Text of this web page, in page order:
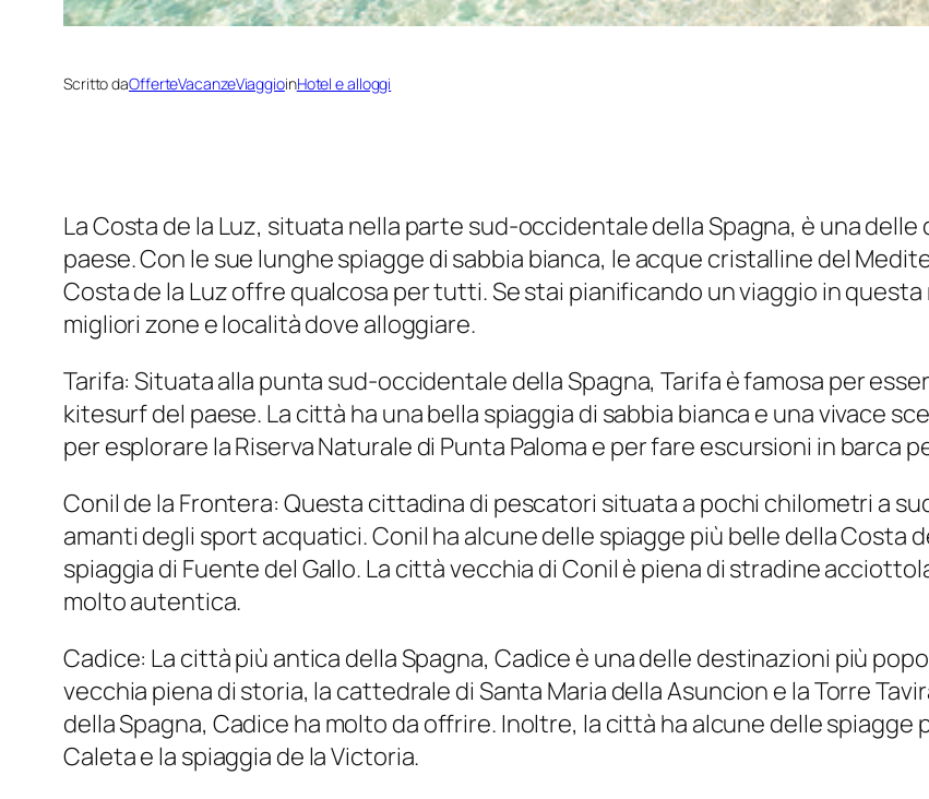
Scritto daOfferteVacanzeViaggioinHotel e alloggi
La Costa de la Luz, situata nella parte sud-occidentale della Spagna, è una
paese. Con le sue lunghe spiagge di sabbia bianca, le acque cristalline del
Costa de la Luz offre qualcosa per tutti. Se stai pianificando un viaggio in
migliori zone e località dove alloggiare.
Tarifa: Situata alla punta sud-occidentale della Spagna, Tarifa è famosa per
kitesurf del paese. La città ha una bella spiaggia di sabbia bianca e una vivace
per esplorare la Riserva Naturale di Punta Paloma e per fare escursioni in barca
Conil de la Frontera: Questa cittadina di pescatori situata a pochi chilometri a
amanti degli sport acquatici. Conil ha alcune delle spiagge più belle della Costa
spiaggia di Fuente del Gallo. La città vecchia di Conil è piena di stradine
molto autentica.
Cadice: La città più antica della Spagna, Cadice è una delle destinazioni più
vecchia piena di storia, la cattedrale di Santa Maria della Asuncion e la Torre
della Spagna, Cadice ha molto da offrire. Inoltre, la città ha alcune delle spiagge
Caleta e la spiaggia de la Victoria.